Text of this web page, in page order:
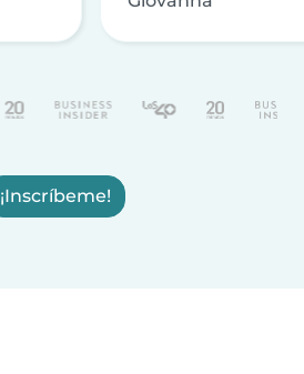
¡Inscríbeme!